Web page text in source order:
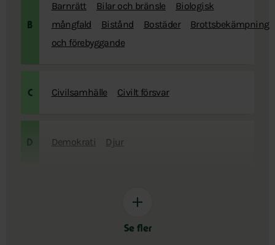
B
Barnrätt Bilar och bränsle
Biologisk
mångfald
Bistånd Bostäder
Brottsbekämpning
och förebyggande
C Civilsamhälle Civilt försvar
D Demokrati Djur
Se fler